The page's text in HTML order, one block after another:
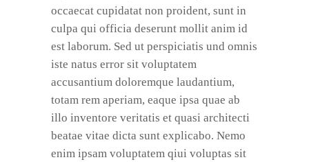
occaecat cupidatat non proident, sunt in
culpa qui officia deserunt mollit anim id
est laborum. Sed ut perspiciatis und omnis
iste natus error sit voluptatem
accusantium doloremque laudantium,
totam rem aperiam, eaque ipsa quae ab
illo inventore veritatis et quasi architecti
beatae vitae dicta sunt explicabo. Nemo
enim ipsam voluptatem qiui voluptas sit